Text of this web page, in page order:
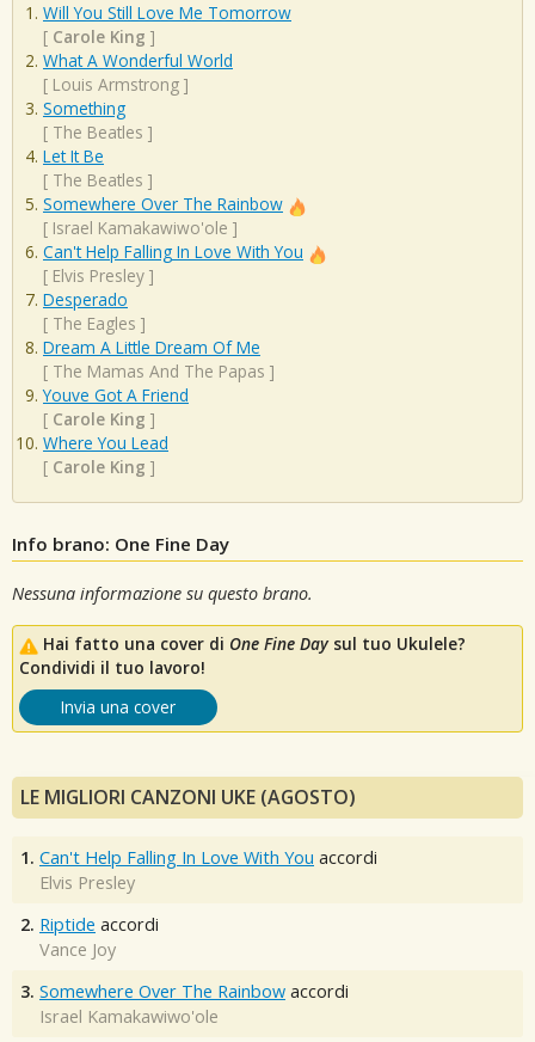
Will You Still Love Me Tomorrow
[ Carole King ]
What A Wonderful World
[ Louis Armstrong ]
Something
[ The Beatles ]
Let It Be
[ The Beatles ]
Somewhere Over The Rainbow
[ Israel Kamakawiwo'ole ]
Can't Help Falling In Love With You
[ Elvis Presley ]
Desperado
[ The Eagles ]
Dream A Little Dream Of Me
[ The Mamas And The Papas ]
Youve Got A Friend
[ Carole King ]
Where You Lead
[ Carole King ]
Info brano: One Fine Day
Nessuna informazione su questo brano.
Hai fatto una cover di One Fine Daysul tuo Ukulele?
Condividi il tuo lavoro!
Invia una cover
LE MIGLIORI CANZONI UKE (AGOSTO)
1. Can't Help Falling In Love With You accordi
Elvis Presley
2. Riptide accordi
Vance Joy
3. Somewhere Over The Rainbow accordi
Israel Kamakawiwo'ole